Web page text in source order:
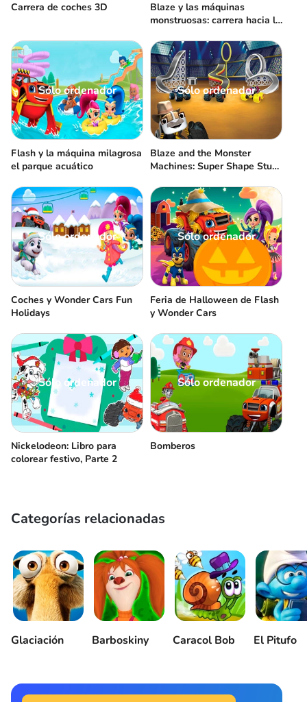
Carrera de coches 3D
Blaze y las máquinas
monstruosas: carrera hacia la
Sólo ordenador
Flash y la máquina milagrosa
el parque acuático
Sólo ordenador
Blaze and the Monster
Machines: Super Shape Stunt
Sólo ordenador
Coches y Wonder Cars Fun
Holidays
Sólo ordenador
Feria de Halloween de Flash
y Wonder Cars
Sólo ordenador
Nickelodeon: Libro para
colorear festivo, Parte 2
Sólo ordenador
Bomberos
Categorías relacionadas
Glaciación Barboskiny Caracol Bob El Pitufo